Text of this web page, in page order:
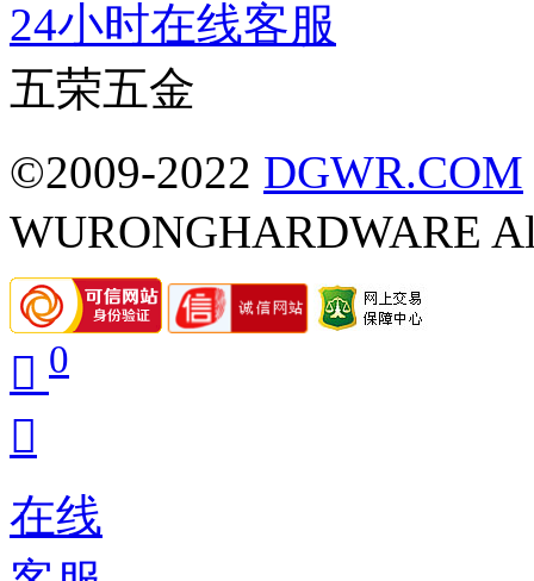
24小时在线客服
五荣五金
©2009-2022 DGWR.COM
WURONGHARDWARE
 0

在线